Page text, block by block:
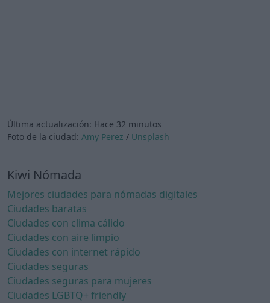
Última actualización: Hace 32 minutos
Foto de la ciudad: Amy Perez / Unsplash
Kiwi Nómada
Mejores ciudades para nómadas digitales
Ciudades baratas
Ciudades con clima cálido
Ciudades con aire limpio
Ciudades con internet rápido
Ciudades seguras
Ciudades seguras para mujeres
Ciudades LGBTQ+ friendly